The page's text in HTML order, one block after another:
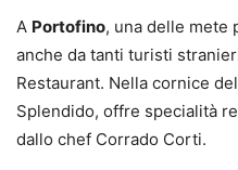
A Portofino, una delle mete
anche da tanti turisti
Restaurant. Nella cornice
Splendido, offre specialità
dallo chef Corrado Corti.